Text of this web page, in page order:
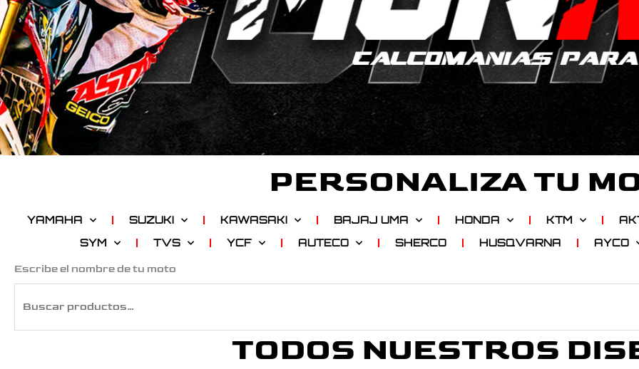
PERSONALIZA TU
YAMAHA SUZUKI KAWASAKI BAJAJ UMA HONDA KTM
SYM
TVS YCF AUTECO SHERCO HUSQVARNA
AYCO
Escribe el nombre de tu moto
Buscar
TODOS NUESTROS